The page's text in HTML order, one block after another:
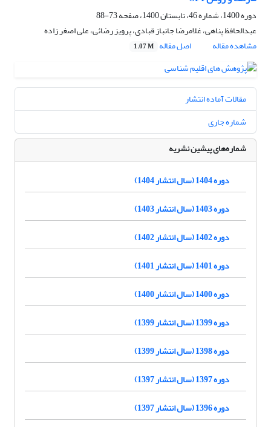
دوره 1400، شماره 46، تابستان 1400، صفحه
73-88
عبدالحافظ پناهی، غلامرضا جانباز قبادی، پرویز رضائی، علی اصغر زاده
مشاهده مقاله
اصل مقاله 1.07 M
مقالات آماده انتشار
شماره جاری
شماره‌های پیشین نشریه
دوره 1404 (سال انتشار 1404)
دوره 1403 (سال انتشار 1403)
دوره 1402 (سال انتشار 1402)
دوره 1401 (سال انتشار 1401)
دوره 1400 (سال انتشار 1400)
دوره 1399 (سال انتشار 1399)
دوره 1398 (سال انتشار 1399)
دوره 1397 (سال انتشار 1397)
دوره 1396 (سال انتشار 1397)